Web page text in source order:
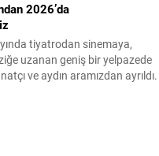
2026’da
tiyatrodan sinemaya,
uzanan geniş bir yelpazede
ve aydın aramızdan ayrıldı.